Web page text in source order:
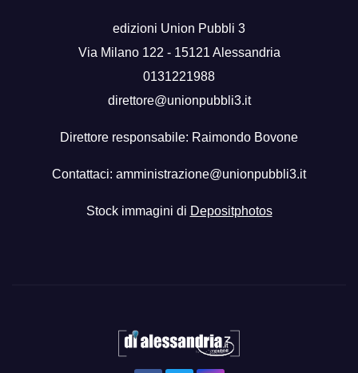
edizioni Union Pubbli 3
Via Milano 122 - 15121 Alessandria
0131221988
direttore@unionpubbli3.it
Direttore responsabile: Raimondo Bovone
Contattaci: amministrazione@unionpubbli3.it
Stock immagini di Depositphotos